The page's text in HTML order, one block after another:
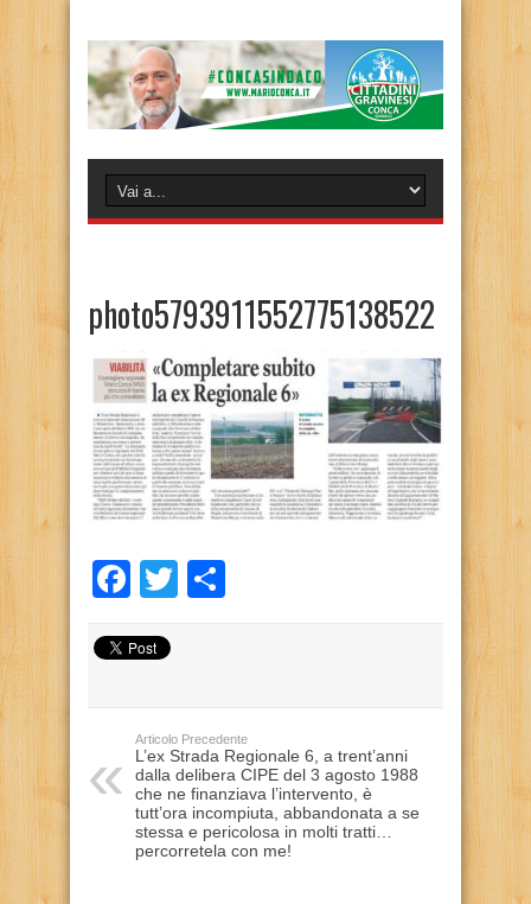
photo5793911552775138522
Facebook
Twitter
Articolo Precedente
L’ex Strada Regionale 6, a trent’anni
dalla delibera CIPE del 3 agosto 1988
che ne finanziava l’intervento, è
tutt’ora incompiuta, abbandonata a se
stessa e pericolosa in molti tratti…
percorretela con me!